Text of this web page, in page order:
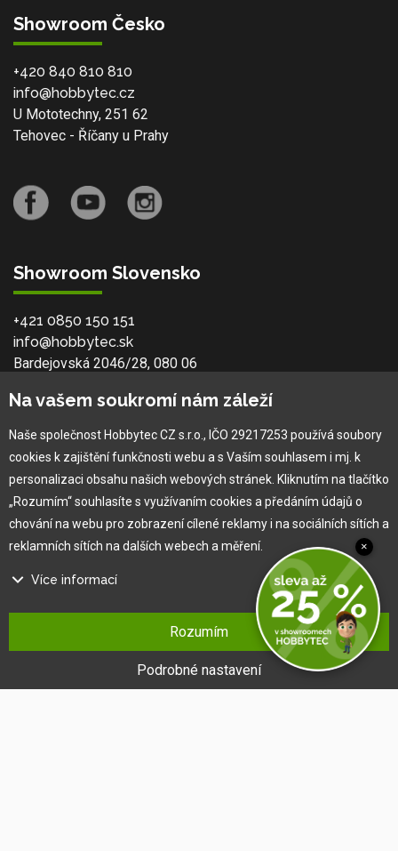
Showroom Česko
+420 840 810 810
info@hobbytec.cz
U Mototechny, 251 62
Tehovec - Říčany u Prahy
Showroom Slovensko
+421 0850 150 151
info@hobbytec.sk
Bardejovská 2046/28, 080 06
O společnosti
Vlastní výroba
Náš tým
O nás
Pro zákazníka
Na vašem soukromí nám záleží
Naše společnost Hobbytec CZ s.r.o., IČO 29217253 používá soubory
cookies k zajištění funkčnosti webu a s Vaším souhlasem i mj. k
personalizaci obsahu našich webových stránek. Kliknutím na tlačítko
„Rozumím“ souhlasíte s využívaním cookies a předáním údajů o
chování na webu pro zobrazení cílené reklamy i na sociálních sítích a
reklamních sítích na dalších webech a měření.
Více informací
Na našem webu používáme několik druhů kategorií cookies:
Ty jsou nezbytně nutné pro fungování webu a jeho funkcí, které se
rozhodnete využívat. Bez nich by náš web nefungoval, např. by nebylo
Rozumím
Podrobné nastavení
×